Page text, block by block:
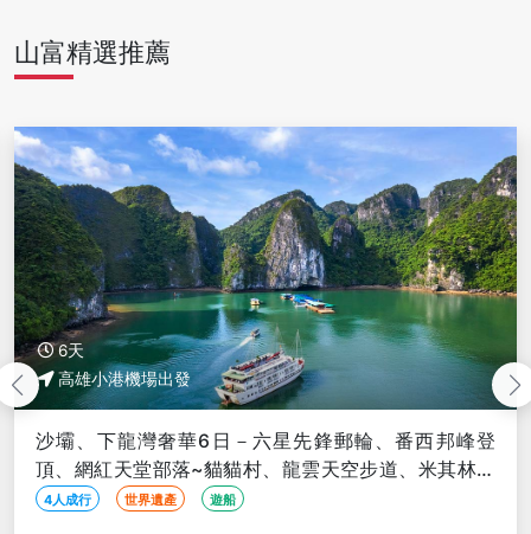
山富精選推薦
8天
高雄小港機場出發
北越大滿貫玩透透8日〜沙壩雲霧山城、下龍灣潮奢五
星郵輪、陸龍灣、河內大世界、全程五星旅宿、豪華三
排椅巴士－VN高雄出發
世界遺產 夏季限定 遊輪